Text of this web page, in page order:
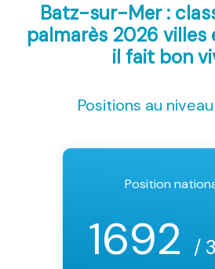
Batz-sur-Mer :
palmarès 2026 villes
il fait bon
Positions au
Position
1692 /